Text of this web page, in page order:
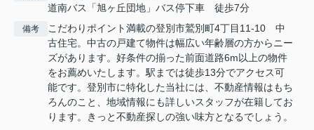
道南バス「旭ヶ丘団地」バス停下車 徒歩7分
備考
こだわりポイント満載の登別市鷲別町4丁目11-10 中
古住宅。中古の戸建て物件は幅広い年齢層の方からニー
ズがあります。好条件の揃った前面道路6m以上の物件
をお薦めいたします。駅までは徒歩13分でアクセス可
能です。登別市に特化した当社には、不動産情報はもち
ろんのこと、地域情報にも詳しいスタッフが在籍してお
ります。きっと不動産探しの強い味方となるでしょう。